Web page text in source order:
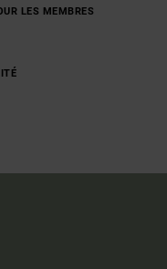
LES MEMBRES